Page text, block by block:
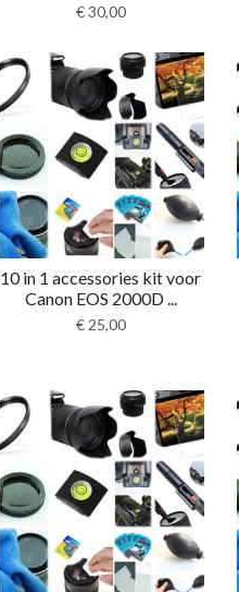
€30,00
10 in 1 accessories kit voor
Canon EOS 2000D ...
€25,00